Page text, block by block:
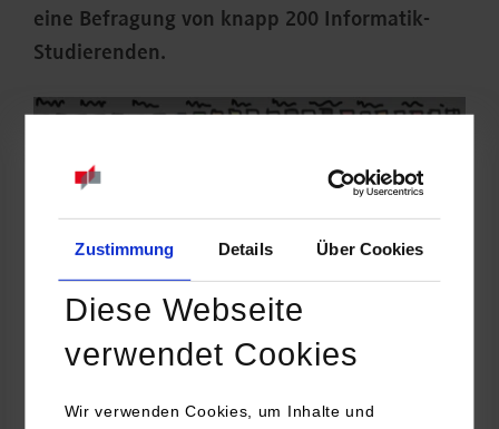
Zustimmung Details Über Cookies
Diese Webseite
verwendet Cookies
Wir verwenden Cookies, um Inhalte und
eine Befragung von knapp 200 Informatik-
Studierenden.